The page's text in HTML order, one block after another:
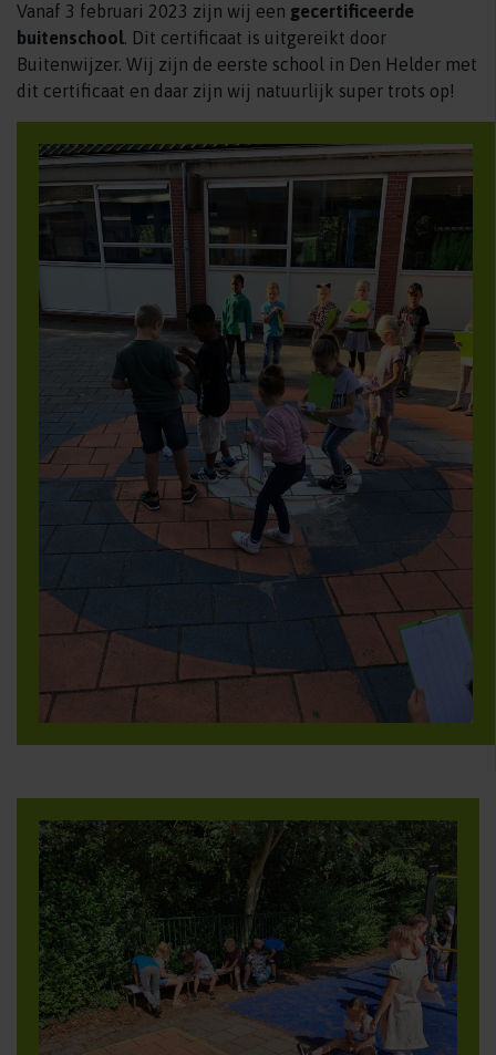
Vanaf 3 februari 2023 zijn wij een gecertificeerde
buitenschool. Dit certificaat is uitgereikt door
Buitenwijzer. Wij zijn de eerste school in Den Helder met
dit certificaat en daar zijn wij natuurlijk super trots op!